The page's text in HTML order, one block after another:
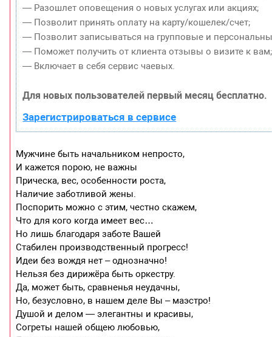
— Разошлет оповещения о новых услугах или акциях;
— Позволит принять оплату на карту/кошелек/счет;
— Позволит записываться на групповые и
— Поможет получить от клиента отзывы о визите к вам;
— Включает в себя сервис чаевых.
Для новых пользователей первый месяц бесплатно.
Зарегистрироваться в сервисе
Мужчине быть начальником непросто,
И кажется порою, не важны
Прическа, вес, особенности роста,
Наличие заботливой жены.
Поспорить можно с этим, честно скажем,
Что для кого когда имеет вес…
Но лишь благодаря заботе Вашей
Стабилен производственный прогресс!
Идеи без вождя нет – однозначно!
Нельзя без дирижёра быть оркестру.
Да, может быть, сравненья неудачны,
Но, безусловно, в нашем деле Вы – маэстро!
Душой и делом — элегантны и красивы,
Согреты нашей общею любовью,